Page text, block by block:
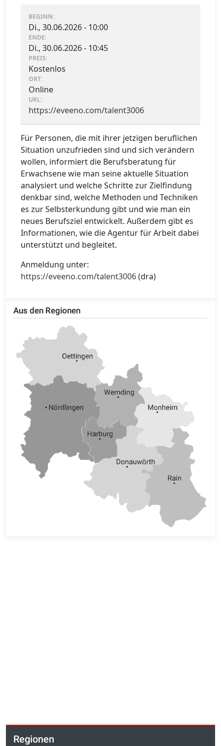
BEGINN:
Di., 30.06.2026 - 10:00
ENDE:
Di., 30.06.2026 - 10:45
PREIS:
Kostenlos
ORT:
Online
URL:
https://eveeno.com/talent3006
Für Personen, die mit ihrer jetzigen beruflichen
Situation unzufrieden sind und sich verändern
wollen, informiert die Berufsberatung für
Erwachsene wie man seine aktuelle Situation
analysiert und welche Schritte zur Zielfindung
denkbar sind, welche Methoden und Techniken
es zur Selbsterkundung gibt und wie man ein
neues Berufsziel entwickelt. Außerdem gibt es
Informationen, wie die Agentur für Arbeit dabei
unterstützt und begleitet.
Anmeldung unter:
https://eveeno.com/talent3006(dra)
Aus den Regionen
Regionen